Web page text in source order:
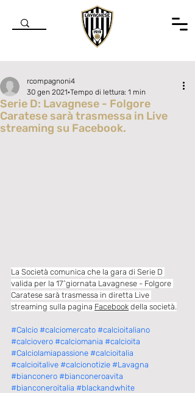
Serie D: Lavagnese - Folgore
Caratese sarà trasmessa in Live
streaming su Facebook.
rcompagnoni4
30 gen 2021 Tempo di lettura: 1 min
La Società comunica che la gara di Serie D
valida per la 17^giornata Lavagnese - Folgore
Caratese sarà trasmessa in diretta Live
streaming sulla pagina Facebook della società.
#Calcio #calciomercato #calcioitaliano
#calciovero #calciomania #calcioita
#Calciolamiapassione #calcioitalia
#calcioitalive #calcionotizie #Lavagna
#bianconero #bianconeroavita
#bianconeroitalia #blackandwhite